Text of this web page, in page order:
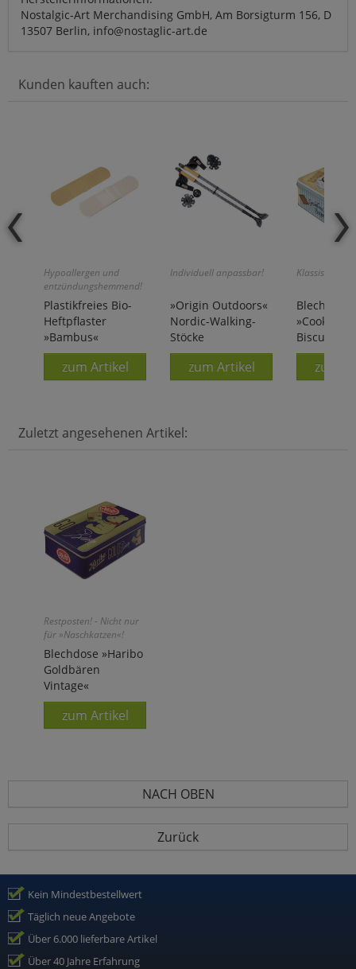
Nostalgic-Art Merchandising GmbH, Am Borsigturm 156, D
13507 Berlin, info@nostaglic-art.de
Kunden kauften auch:
Hypoallergen und
entzündungshemmend!
Plastikfreies Bio-
Heftpflaster
»Bambus«
zum Artikel
Individuell anpassbar!
»Origin Outdoors«
Nordic-Walking-
Stöcke
zum Artikel
Klassisches
Blechdose
»Cookies
Biscuits
zum
Zuletzt angesehenen Artikel:
Restposten! - Nicht nur
für »Naschkatzen«!
Blechdose »Haribo
Goldbären
Vintage«
zum Artikel
NACH OBEN
Zurück
Kein Mindestbestellwert
Täglich neue Angebote
Über 6.000 lieferbare Artikel
Über 40 Jahre Erfahrung